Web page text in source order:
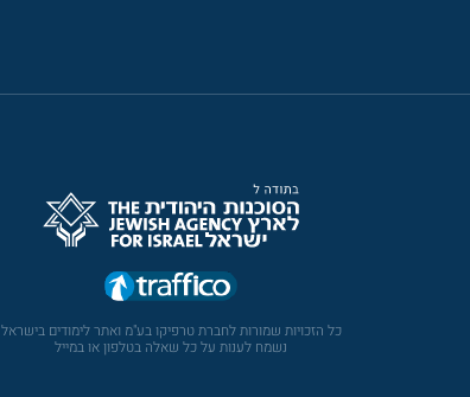
כל הזכויות שמורות לחברת טרפיקו בע"מ ואתר לימודים בישראל
נשמח לענות על כל שאלה בטלפון או במייל